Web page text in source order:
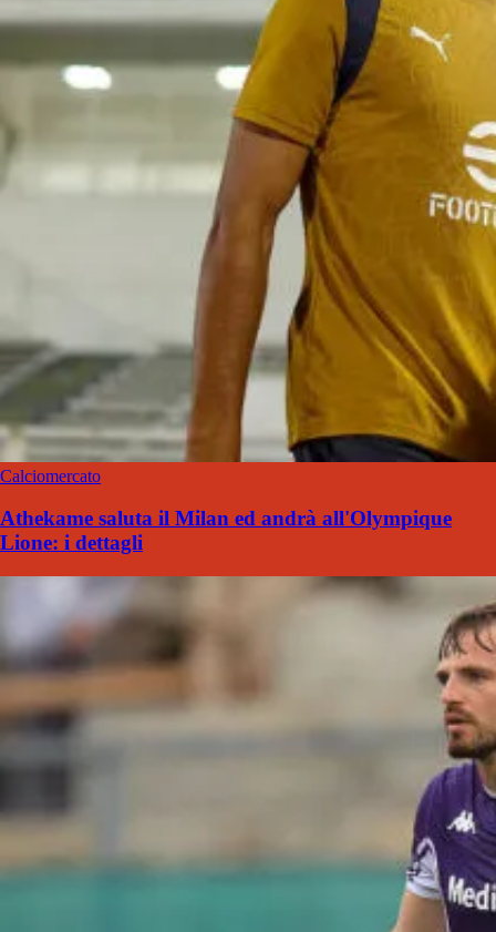
Calciomercato
Athekame saluta il Milan ed andrà all'Olympique
Lione: i dettagli